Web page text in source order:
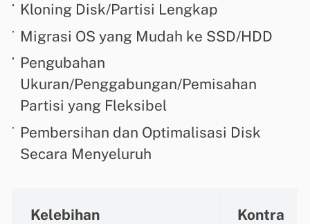
Kloning Disk/Partisi Lengkap
Migrasi OS yang Mudah ke SSD/HDD
Pengubahan
Ukuran/Penggabungan/Pemisahan
Partisi yang Fleksibel
Pembersihan dan Optimalisasi Disk
Secara Menyeluruh
Kelebihan Kontra